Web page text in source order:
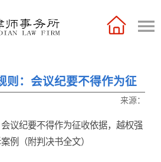
则：会议纪要不得作为征
屋违法
来源：
议纪要不得作为征收依据，越权强
例（附判决书全文）